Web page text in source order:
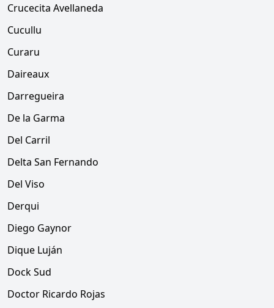
Crucecita Avellaneda
Cucullu
Curaru
Daireaux
Darregueira
De la Garma
Del Carril
Delta San Fernando
Del Viso
Derqui
Diego Gaynor
Dique Luján
Dock Sud
Doctor Ricardo Rojas